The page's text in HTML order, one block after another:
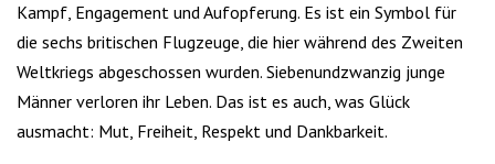
Kampf, Engagement und Aufopferung. Es ist ein Symbol für
die sechs britischen Flugzeuge, die hier während des Zweiten
Weltkriegs abgeschossen wurden. Siebenundzwanzig junge
Männer verloren ihr Leben. Das ist es auch, was Glück
ausmacht: Mut, Freiheit, Respekt und Dankbarkeit.